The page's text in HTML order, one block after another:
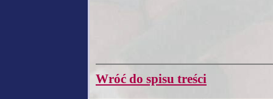
Wróć do spisu treści